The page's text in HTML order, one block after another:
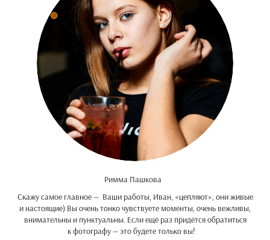
Римма Пашкова
Скажу самое главное — Ваши работы, Иван, «цепляют», они живые
и настоящие) Вы очень тонко чувствуете моменты, очень вежливы,
внимательны и пунктуальны. Если ещё раз придётся обратиться
к фотографу — это будете только вы!